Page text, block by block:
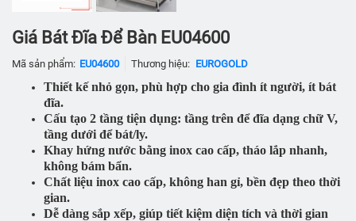
Giá Bát Đĩa Để Bàn EU04600
Mã sản phẩm: EU04600 Thương hiệu: EUROGOLD
Thiết kế nhỏ gọn, phù hợp cho gia đình ít người, ít bát
đĩa.
Cấu tạo 2 tầng tiện dụng: tầng trên để đĩa dạng chữ V,
tầng dưới để bát/ly.
Khay hứng nước bằng inox cao cấp, tháo lắp nhanh,
không bám bẩn.
Chất liệu inox cao cấp, không han gỉ, bền đẹp theo thời
gian.
Dễ dàng sắp xếp, giúp tiết kiệm diện tích và thời gian